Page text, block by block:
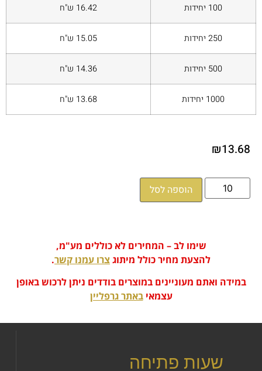
100 יחידות 16.42 ש"ח
250 יחידות 15.05 ש"ח
500 יחידות 14.36 ש"ח
1000 יחידות 13.68 ש"ח
₪13.68
הוספה לסל
שימו לב – המחירים לא כוללים מע"מ,
להצעת מחיר כולל מיתוגצרו עמנו קשר.
במידה ואתם מעוניינים במוצרים בודדים ניתן לרכוש באופן
עצמאיבאתר גרפליין
שעות פתיחה